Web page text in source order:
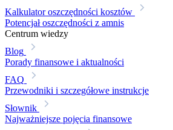
Kalkulator oszczędności kosztów
Potencjał oszczędności z amnis
Centrum wiedzy
Blog
Porady finansowe i aktualności
FAQ
Przewodniki i szczegółowe instrukcje
Słownik
Najważniejsze pojęcia finansowe